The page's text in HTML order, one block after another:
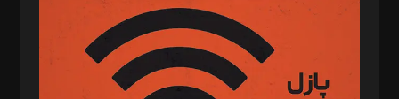
د‌بیر پیوست جهان: مینا پاکدل
د‌بیر تحریریه آنلاین: بابک نقاش
تحریریه‌: مجتبی محمود‌ی، آرش برهمند، یسنا امان‌پور، سروش کرمیان،
مصطفی مسجدی آرانی، ابوالفضل رجبی، زهرا فکرانه، فائزه فتحی